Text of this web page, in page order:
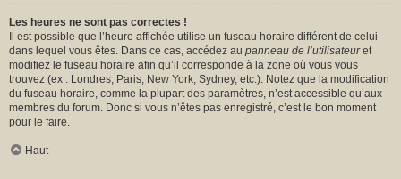
Les heures ne sont pas correctes !
Il est possible que l’heure affichée utilise un fuseau horaire différent de celui
dans lequel vous êtes. Dans ce cas, accédez au panneau de l’utilisateuret
modifiez le fuseau horaire afin qu’il corresponde à la zone où vous vous
trouvez (ex : Londres, Paris, New York, Sydney, etc.). Notez que la modification
du fuseau horaire, comme la plupart des paramètres, n’est accessible qu’aux
membres du forum. Donc si vous n’êtes pas enregistré, c’est le bon moment
pour le faire.
Haut